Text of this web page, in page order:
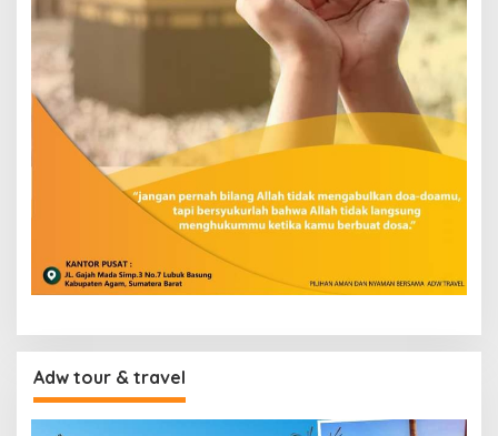
Adw tour & travel